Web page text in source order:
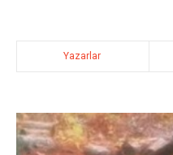
Yazarlar